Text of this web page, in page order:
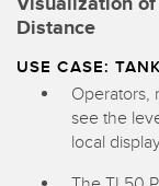
Distance
USE CASE:
Operators,
see the
local